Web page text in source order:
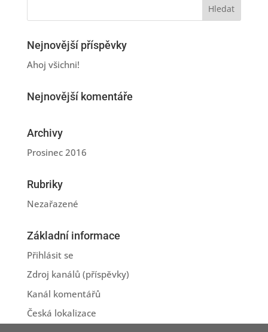
Nejnovější příspěvky
Ahoj všichni!
Nejnovější komentáře
Archivy
Prosinec 2016
Rubriky
Nezařazené
Základní informace
Přihlásit se
Zdroj kanálů (příspěvky)
Kanál komentářů
Česká lokalizace